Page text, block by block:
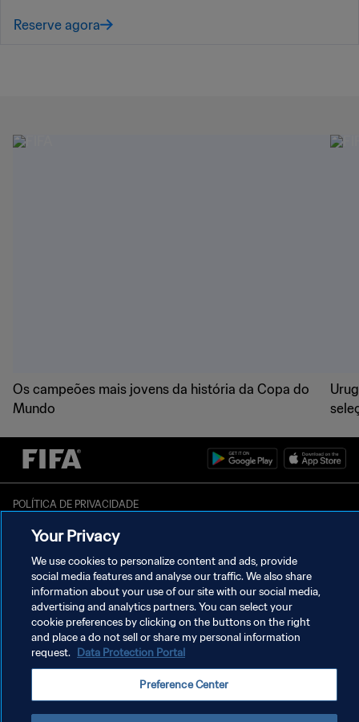
Reserve agora
Os campeões mais jovens da história da Copa do
Mundo
POLÍTICA DE PRIVACIDADE
TERMOS DE SERVIÇO
ADMINISTRAR AS PREFERÊNCIAS DE COOKIES
Copyright © 1994-2026 FIFA. Todos os direitos reservados.
Your Privacy
We use cookies to personalize content and ads, provide
social media features and analyse our traffic. We also share
information about your use of our site with our social media,
advertising and analytics partners. You can select your
cookie preferences by clicking on the buttons on the right
and place a do not sell or share my personal information
request. Data Protection Portal
Preference Center